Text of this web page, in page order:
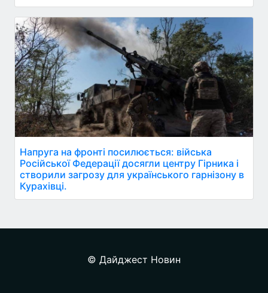
Напруга на фронті посилюється: війська
Російської Федерації досягли центру Гірника і
створили загрозу для українського гарнізону в
Курахівці.
© Дайджест Новин